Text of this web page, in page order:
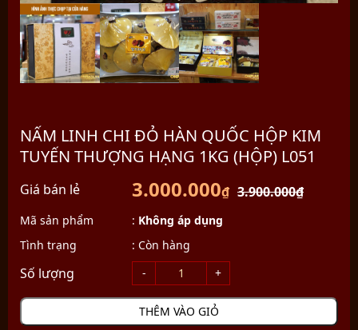
NẤM LINH CHI ĐỎ HÀN QUỐC HỘP KIM
TUYẾN THƯỢNG HẠNG 1KG (HỘP) L051
Giá bán lẻ 3.900.000₫
3.000.000₫
Mã sản phẩm : Không áp dụng
Tình trạng
: Còn hàng
THÊM VÀO GIỎ